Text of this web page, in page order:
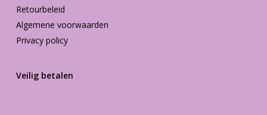
Retourbeleid
Algemene voorwaarden
Privacy policy
Veilig betalen